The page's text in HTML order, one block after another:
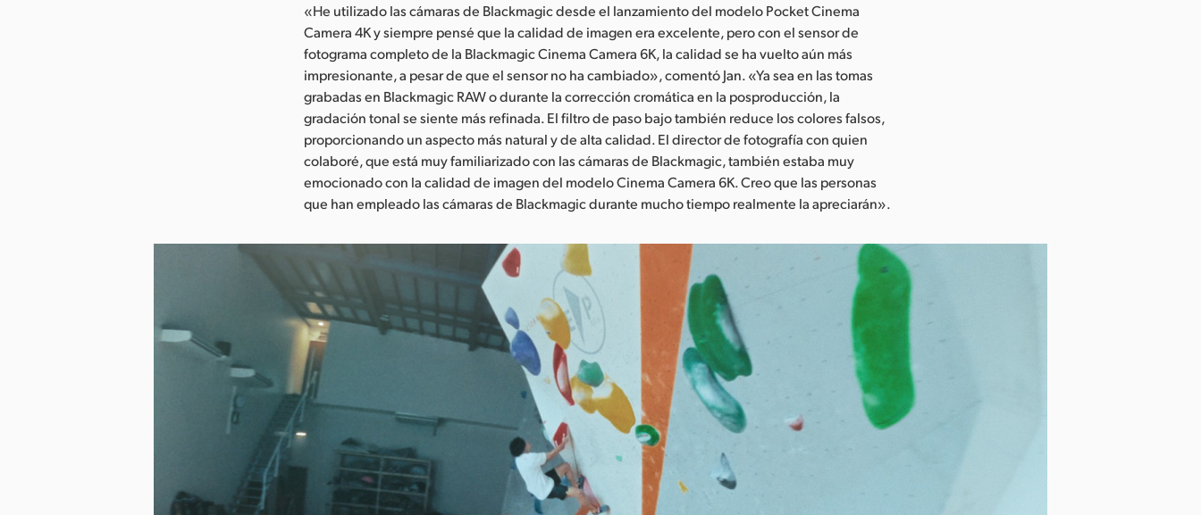
«He utilizado las cámaras de Blackmagic desde el lanzamiento del modelo Pocket Cinema
Camera 4K y siempre pensé que la calidad de imagen era excelente, pero con el sensor de
fotograma completo de la Blackmagic Cinema Camera 6K, la calidad se ha vuelto aún más
impresionante, a pesar de que el sensor no ha cambiado», comentó Jan. «Ya sea en las tomas
grabadas en Blackmagic RAW o durante la corrección cromática en la posproducción, la
gradación tonal se siente más refinada. El filtro de paso bajo también reduce los colores falsos,
proporcionando un aspecto más natural y de alta calidad. El director de fotografía con quien
colaboré, que está muy familiarizado con las cámaras de Blackmagic, también estaba muy
emocionado con la calidad de imagen del modelo Cinema Camera 6K. Creo que las personas
que han empleado las cámaras de Blackmagic durante mucho tiempo realmente la apreciarán».